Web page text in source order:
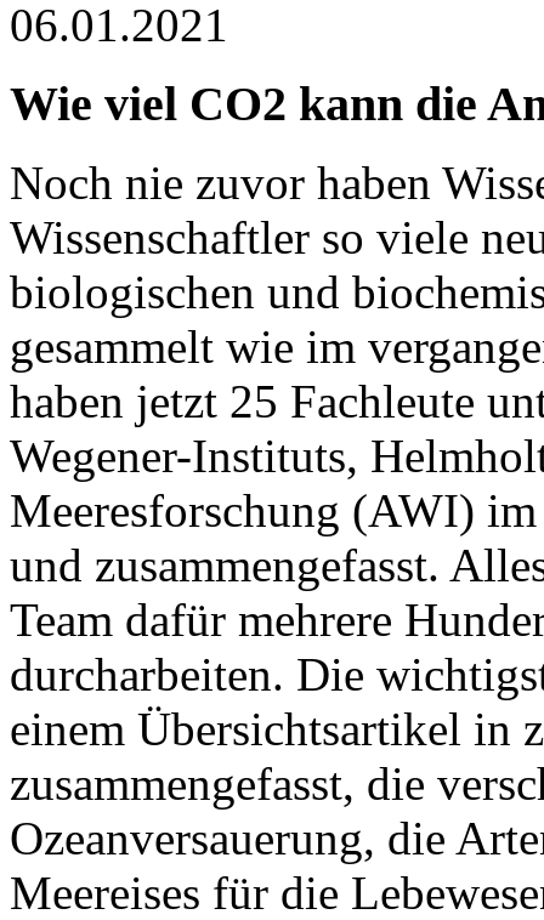
06.01.2021
Wie viel CO2 kann die
Noch nie zuvor haben
Wissenschaftler so viele
biologischen und
gesammelt wie im
haben jetzt 25 Fachleute
Wegener-Instituts,
Meeresforschung (AWI)
und zusammengefasst.
Team dafür mehrere
durcharbeiten. Die
einem Übersichtsartikel in
zusammengefasst, die
Ozeanversauerung, die
Meereises für die